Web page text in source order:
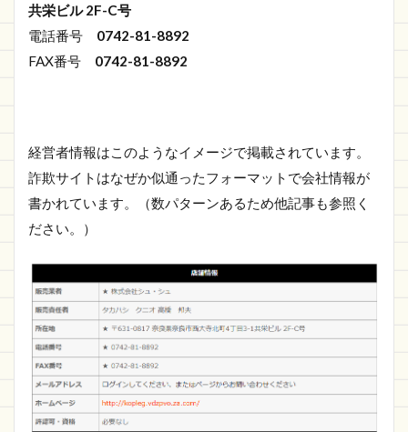
共栄ビル 2F-C号
電話番号 0742-81-8892
FAX番号 0742-81-8892
経営者情報はこのようなイメージで掲載されています。
詐欺サイトはなぜか似通ったフォーマットで会社情報が
書かれています。（数パターンあるため他記事も参照く
ださい。）